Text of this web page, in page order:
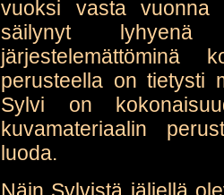
vuoksi vasta
säilynyt lyhyenä
järjestelemättöminä
perusteella on tietysti
Sylvi on
kuvamateriaalin
luoda.
Näin Sylvistä jäljellä